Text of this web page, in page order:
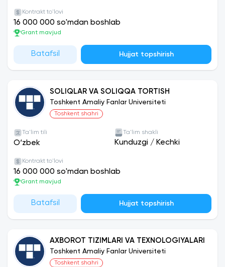
Kontrakt to'lovi
16 000 000 so'mdan boshlab
Grant mavjud
Batafsil Hujjat topshirish
SOLIQLAR VA SOLIQQA TORTISH
Toshkent Amaliy Fanlar Universiteti
Toshkent shahri
Ta'lim tili
O‘zbek
Ta'lim shakli
Kunduzgi / Kechki
Kontrakt to'lovi
16 000 000 so'mdan boshlab
Grant mavjud
Batafsil Hujjat topshirish
AXBOROT TIZIMLARI VA TEXNOLOGIYALARI
Toshkent Amaliy Fanlar Universiteti
Toshkent shahri